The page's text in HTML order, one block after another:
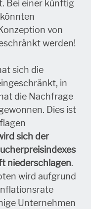
Bei einer künftig
von
werden!
sich die
in
die Nachfrage
Dies ist
sich der
niederschlagen.
wird aufgrund
Unternehmen